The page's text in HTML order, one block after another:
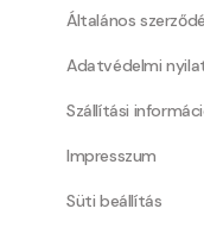
Általános
Adatvédelmi
Szállítási
Impresszum
Süti beállítás